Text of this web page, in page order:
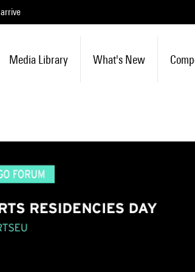
arrive
Media Library What's New